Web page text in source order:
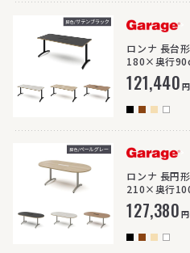
>
ロンナ 長台
180×奥行
121,440
>
ロンナ 長円
210×奥行
127,380